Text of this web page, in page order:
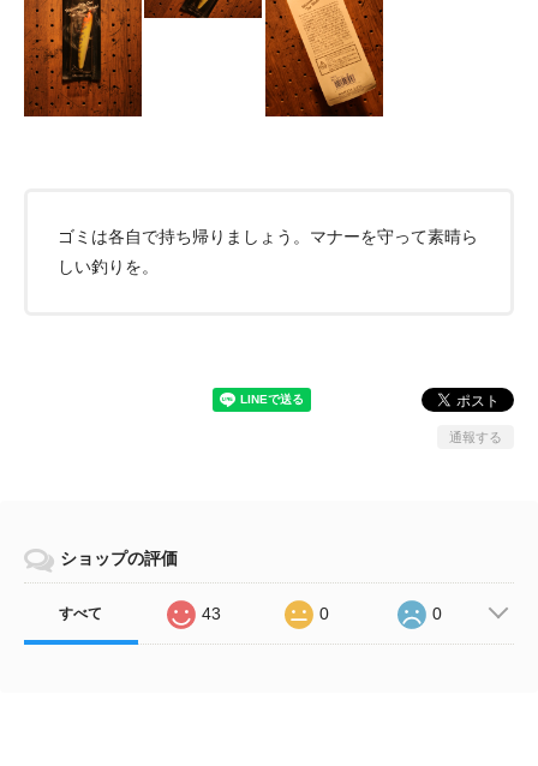
ゴミは各自で持ち帰りましょう。マナーを守って素晴ら
しい釣りを。
通報する
ショップの評価
すべて 43 0 0